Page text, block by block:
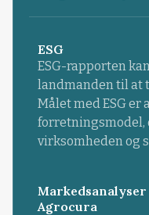
ESG
ESG-rapporten
landmanden til at
Målet med ESG er
forretningsmodel,
virksomheden og
Agrocura